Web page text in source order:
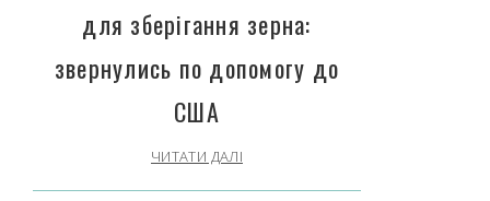
для зберігання зерна:
звернулись по допомогу до
США
ЧИТАТИ ДАЛІ